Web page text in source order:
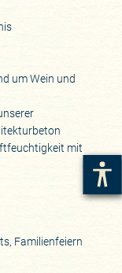
um Wein und
mit
Familienfeiern